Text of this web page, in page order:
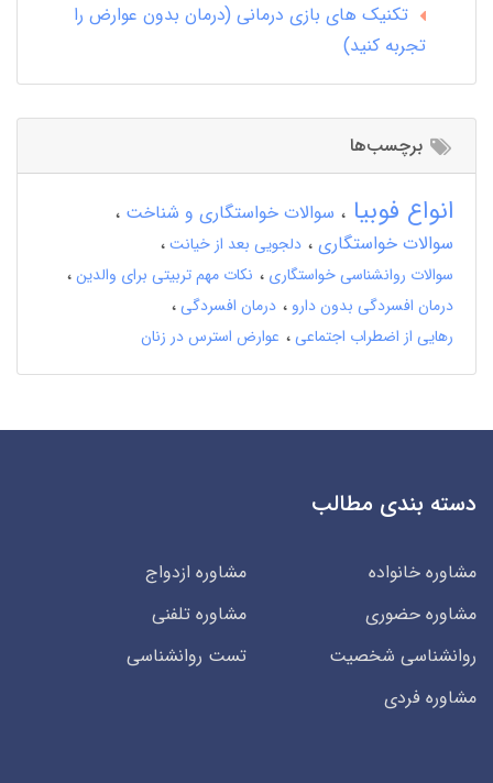
تکنیک های بازی درمانی (درمان بدون عوارض را
تجربه کنید)
برچسب‌ها
انواع فوبیا
سوالات خواستگاری و شناخت
سوالات خواستگاری
دلجویی بعد از خیانت
سوالات روانشناسی خواستگاری
نکات مهم تربیتی برای والدین
درمان افسردگی بدون دارو
درمان افسردگی
رهایی از اضطراب اجتماعی
عوارض استرس در زنان
دسته بندی مطالب
مشاوره خانواده
مشاوره ازدواج
مشاوره حضوری
مشاوره تلفنی
روانشناسی شخصیت
تست روانشناسی
مشاوره فردی